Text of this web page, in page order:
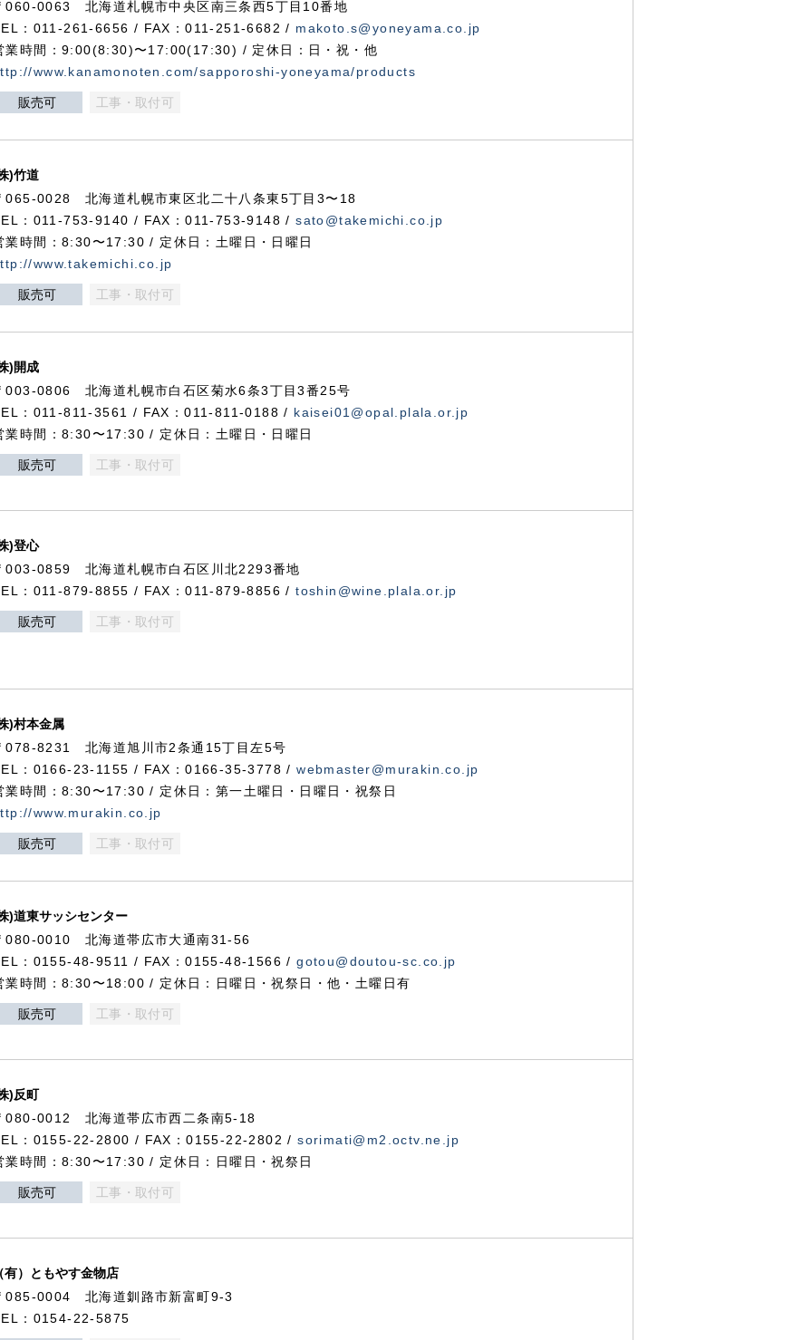
060-0063 北海道札幌市中央区南三条西5丁目10番地
：011-261-6656 / FAX：011-251-6682 / makoto.s@yoneyama.co.jp
業時間：9:00(8:30)〜17:00(17:30) / 定休日：日・祝・他
www.kanamonoten.com/sapporoshi-yoneyama/products
販売可 工事・取付可
)竹道
065-0028 北海道札幌市東区北二十八条東5丁目3〜18
：011-753-9140 / FAX：011-753-9148 /sato@takemichi.co.jp
業時間：8:30〜17:30 / 定休日：土曜日・日曜日
www.takemichi.co.jp
販売可 工事・取付可
)開成
003-0806 北海道札幌市白石区菊水6条3丁目3番25号
：011-811-3561 / FAX：011-811-0188 / kaisei01@opal.plala.or.jp
業時間：8:30〜17:30 / 定休日：土曜日・日曜日
販売可 工事・取付可
)登心
003-0859 北海道札幌市白石区川北2293番地
：011-879-8855 / FAX：011-879-8856 /toshin@wine.plala.or.jp
販売可 工事・取付可
)村本金属
078-8231 北海道旭川市2条通15丁目左5号
：0166-23-1155 / FAX：0166-35-3778 /webmaster@murakin.co.jp
業時間：8:30〜17:30 / 定休日：第一土曜日・日曜日・祝祭日
www.murakin.co.jp
販売可 工事・取付可
)道東サッシセンター
080-0010 北海道帯広市大通南31-56
：0155-48-9511 / FAX：0155-48-1566 /gotou@doutou-sc.co.jp
業時間：8:30〜18:00 / 定休日：日曜日・祝祭日・他・土曜日有
販売可 工事・取付可
)反町
080-0012 北海道帯広市西二条南5-18
：0155-22-2800 / FAX：0155-22-2802 /sorimati@m2.octv.ne.jp
業時間：8:30〜17:30 / 定休日：日曜日・祝祭日
販売可 工事・取付可
有）ともやす金物店
085-0004 北海道釧路市新富町9-3
：0154-22-5875